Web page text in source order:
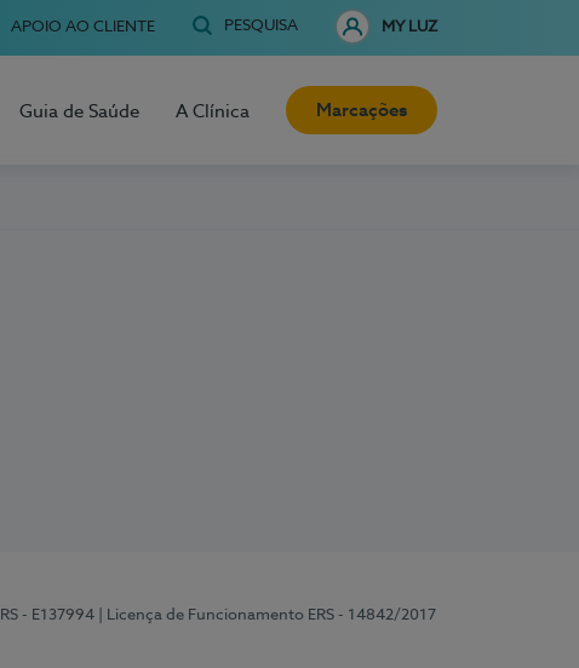
APOIO AO CLIENTE PESQUISA MY LUZ
Guia de Saúde A Clínica Marcações
- E137994
| Licença de Funcionamento ERS - 14842/2017